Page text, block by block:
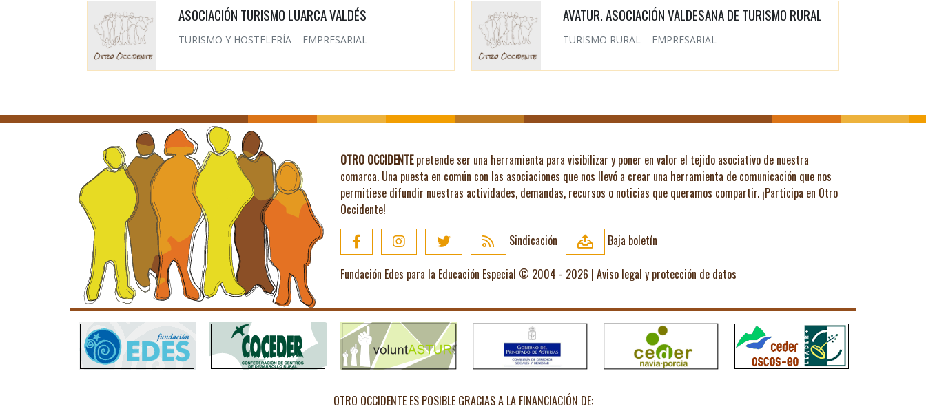
ASOCIACIÓN TURISMO LUARCA VALDÉS
TURISMO Y HOSTELERÍA EMPRESARIAL
AVATUR. ASOCIACIÓN VALDESANA DE TURISMO RURAL
TURISMO RURAL EMPRESARIAL
OTRO OCCIDENTEpretende ser una herramienta para visibilizar y poner en valor el tejido asociativo de nuestra
comarca. Una puesta en común con las asociaciones que nos llevó a crear una herramienta de comunicación que nos
permitiese difundir nuestras actividades, demandas, recursos o noticias que queramos compartir. ¡Participa en Otro
Occidente!
Sindicación
Baja boletín
Fundación Edes para la Educación Especial © 2004 - 2026 | Aviso legal y protección de datos
OTRO OCCIDENTE ES POSIBLE GRACIAS A LA FINANCIACIÓN DE: